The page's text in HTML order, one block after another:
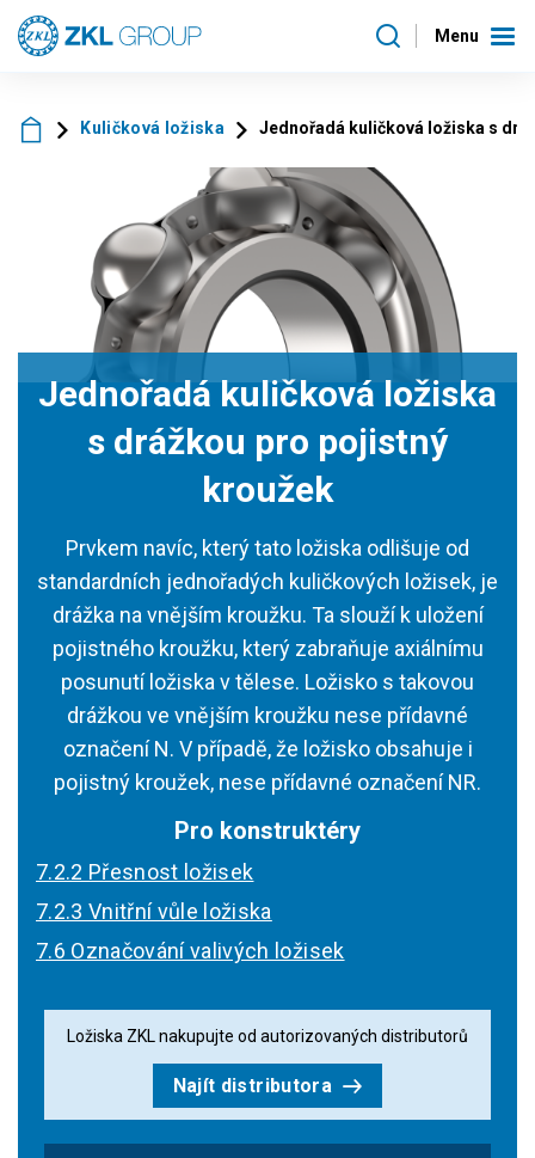
Menu
Kuličková ložiska Jednořadá kuličková ložiska s
Jednořadá kuličková ložiska
s drážkou pro pojistný
kroužek
Prvkem navíc, který tato ložiska odlišuje od
standardních jednořadých kuličkových ložisek, je
drážka na vnějším kroužku. Ta slouží k uložení
pojistného kroužku, který zabraňuje axiálnímu
posunutí ložiska v tělese. Ložisko s takovou
drážkou ve vnějším kroužku nese přídavné
označení N. V případě, že ložisko obsahuje i
pojistný kroužek, nese přídavné označení NR.
Pro konstruktéry
7.2.2 Přesnost ložisek
7.2.3 Vnitřní vůle ložiska
7.6 Označování valivých ložisek
Ložiska ZKL nakupujte od autorizovaných distributorů
Najít distributora